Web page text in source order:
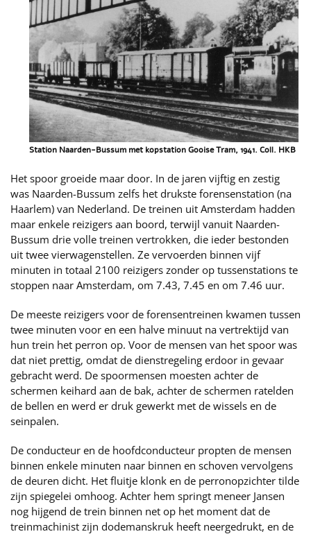
Station Naarden-Bussum met kopstation Gooise Tram, 1941. Coll. HKB
Het spoor groeide maar door. In de jaren vijftig en zestig
was Naarden-Bussum zelfs het drukste forensenstation (na
Haarlem) van Nederland. De treinen uit Amsterdam hadden
maar enkele reizigers aan boord, terwijl vanuit Naarden-
Bussum drie volle treinen vertrokken, die ieder bestonden
uit twee vierwagenstellen. Ze vervoerden binnen vijf
minuten in totaal 2100 reizigers zonder op tussenstations te
stoppen naar Amsterdam, om 7.43, 7.45 en om 7.46 uur.
De meeste reizigers voor de forensentreinen kwamen tussen
twee minuten voor en een halve minuut na vertrektijd van
hun trein het perron op. Voor de mensen van het spoor was
dat niet prettig, omdat de dienstregeling erdoor in gevaar
gebracht werd. De spoormensen moesten achter de
schermen keihard aan de bak, achter de schermen ratelden
de bellen en werd er druk gewerkt met de wissels en de
seinpalen.
De conducteur en de hoofdconducteur propten de mensen
binnen enkele minuten naar binnen en schoven vervolgens
de deuren dicht. Het fluitje klonk en de perronopzichter tilde
zijn spiegelei omhoog. Achter hem springt meneer Jansen
nog hijgend de trein binnen net op het moment dat de
treinmachinist zijn dodemanskruk heeft neergedrukt, en de